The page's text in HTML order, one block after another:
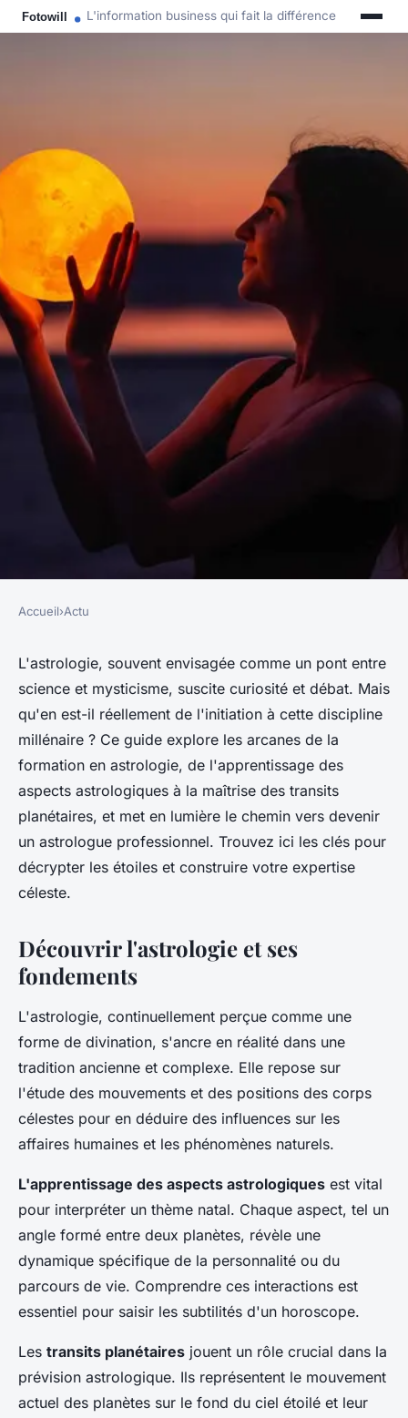
L'information business qui fait la différence
Guide complet sur la
formation en astrologie : tout
ce que vous devez savoir
cyrille•23 mars 2024•3 min de lecture
Accueil›Actu
L'astrologie, souvent envisagée comme un pont entre
science et mysticisme, suscite curiosité et débat. Mais
qu'en est-il réellement de l'initiation à cette discipline
millénaire ? Ce guide explore les arcanes de la
formation en astrologie, de l'apprentissage des
aspects astrologiques à la maîtrise des transits
planétaires, et met en lumière le chemin vers devenir
un astrologue professionnel. Trouvez ici les clés pour
décrypter les étoiles et construire votre expertise
céleste.
Découvrir l'astrologie et ses
fondements
L'astrologie, continuellement perçue comme une
forme de divination, s'ancre en réalité dans une
tradition ancienne et complexe. Elle repose sur
l'étude des mouvements et des positions des corps
célestes pour en déduire des influences sur les
affaires humaines et les phénomènes naturels.
L'apprentissage des aspects astrologiques est vital
pour interpréter un thème natal. Chaque aspect, tel un
angle formé entre deux planètes, révèle une
dynamique spécifique de la personnalité ou du
parcours de vie. Comprendre ces interactions est
essentiel pour saisir les subtilités d'un horoscope.
Les transits planétaires jouent un rôle crucial dans la
prévision astrologique. Ils représentent le mouvement
actuel des planètes sur le fond du ciel étoilé et leur